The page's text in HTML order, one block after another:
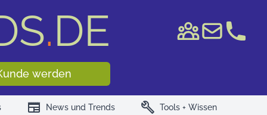
.DE
WKN/ISIN
werden
newspaper News und Trends build Tools + Wissen